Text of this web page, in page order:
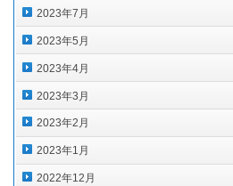
2023年7月
2023年5月
2023年4月
2023年3月
2023年2月
2023年1月
2022年12月